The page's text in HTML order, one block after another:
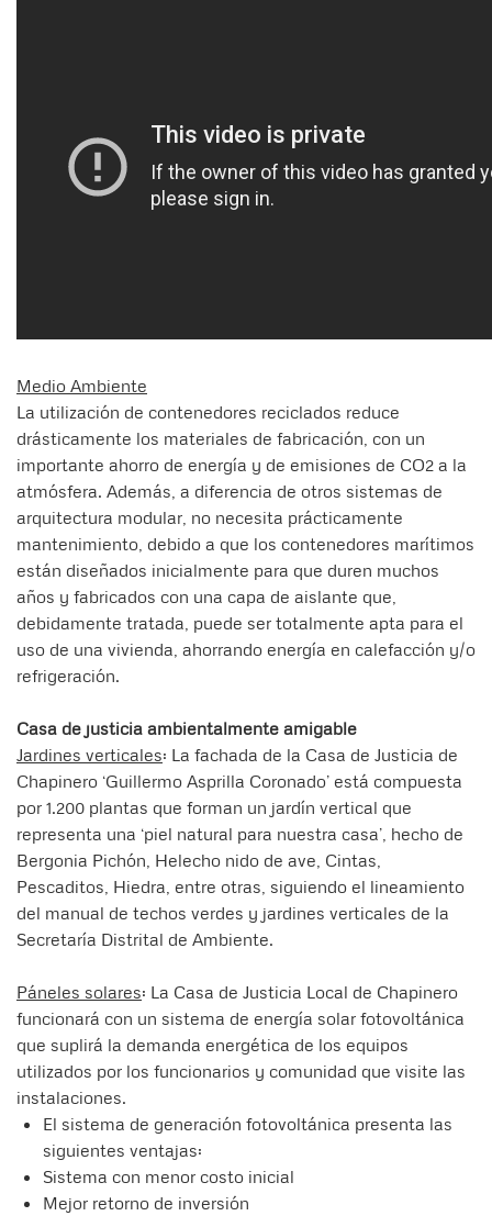
Medio Ambiente
La utilización de contenedores reciclados reduce
drásticamente los materiales de fabricación, con un
importante ahorro de energía y de emisiones de CO2 a la
atmósfera. Además, a diferencia de otros sistemas de
arquitectura modular, no necesita prácticamente
mantenimiento, debido a que los contenedores marítimos
están diseñados inicialmente para que duren muchos
años y fabricados con una capa de aislante que,
debidamente tratada, puede ser totalmente apta para el
uso de una vivienda, ahorrando energía en calefacción y/o
refrigeración.
Casa de justicia ambientalmente amigable
Jardines verticales: La fachada de la Casa de Justicia de
Chapinero ‘Guillermo Asprilla Coronado’ está compuesta
por 1.200 plantas que forman un jardín vertical que
representa una ‘piel natural para nuestra casa’, hecho de
Bergonia Pichón, Helecho nido de ave, Cintas,
Pescaditos, Hiedra, entre otras, siguiendo el lineamiento
del manual de techos verdes y jardines verticales de la
Secretaría Distrital de Ambiente.
Páneles solares: La Casa de Justicia Local de Chapinero
funcionará con un sistema de energía solar fotovoltánica
que suplirá la demanda energética de los equipos
utilizados por los funcionarios y comunidad que visite las
instalaciones.
El sistema de generación fotovoltánica presenta las
siguientes ventajas:
Sistema con menor costo inicial
Mejor retorno de inversión